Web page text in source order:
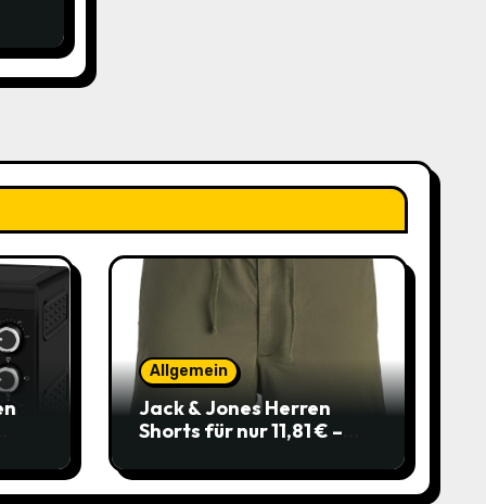
Allgemein
Jack & Jones Herren
Shorts für nur 11,81 € –